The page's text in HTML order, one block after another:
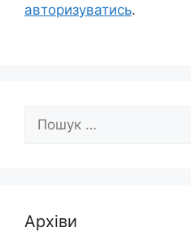
авторизуватись.
Пошук:
Архіви